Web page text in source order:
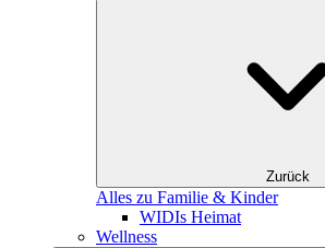
Zurück
Alles zu Familie & Kinder
WIDIs Heimat
Wellness